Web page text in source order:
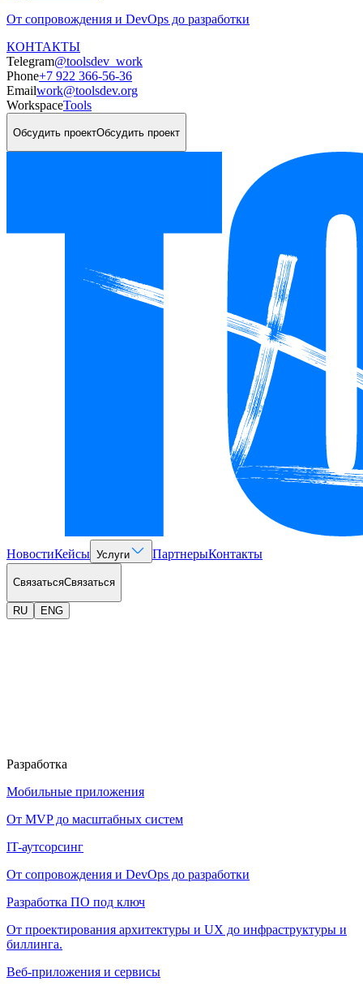
От сопровождения и DevOps до разработки
КОНТАКТЫ
Telegram@toolsdev_work
Phone+7 922 366-56-36
Emailwork@toolsdev.org
WorkspaceTools
Обсудить проектОбсудить проект
НовостиКейсы Услуги ПартнерыКонтакты
СвязатьсяСвязаться
RU ENG
Разработка
Мобильные приложения
От MVP до масштабных систем
IT-аутсорсинг
От сопровождения и DevOps до разработки
Разработка ПО под ключ
От проектирования архитектуры и UX до инфраструктуры и
биллинга.
Веб-приложения и сервисы